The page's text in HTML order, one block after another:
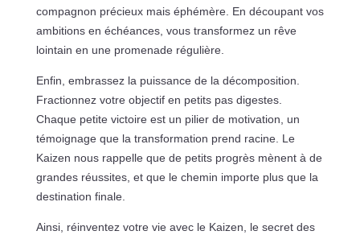
compagnon précieux mais éphémère. En découpant vos
ambitions en échéances, vous transformez un rêve
lointain en une promenade régulière.
Enfin, embrassez la puissance de la décomposition.
Fractionnez votre objectif en petits pas digestes.
Chaque petite victoire est un pilier de motivation, un
témoignage que la transformation prend racine. Le
Kaizen nous rappelle que de petits progrès mènent à de
grandes réussites, et que le chemin importe plus que la
destination finale.
Ainsi, réinventez votre vie avec le Kaizen, le secret des